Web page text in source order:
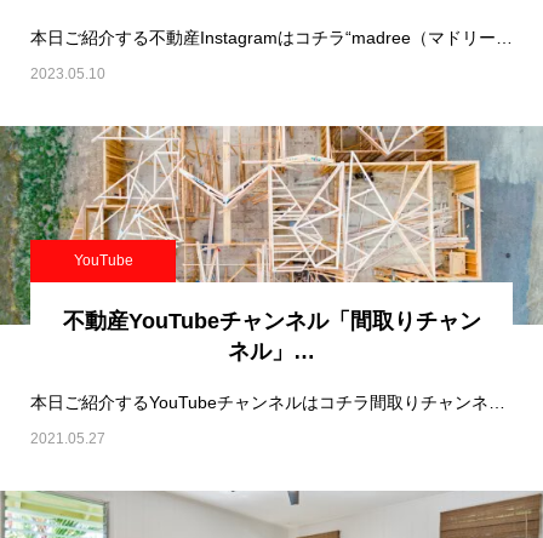
2023.05.10
YouTube
不動産YouTubeチャンネル「間取りチャン
ネル」…
2021.05.27